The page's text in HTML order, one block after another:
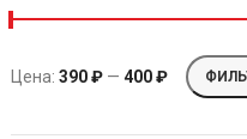
Цена: 390 ₽ — 400 ₽